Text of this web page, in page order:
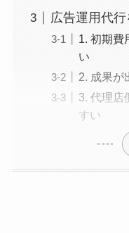
広告運用代
1. 初期費
い
2. 成果が
3. 代理店
すい